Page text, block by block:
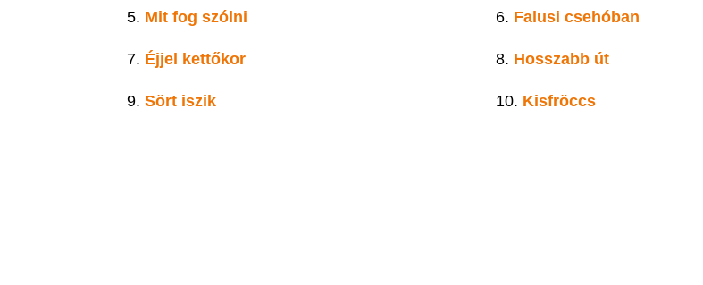
Mit fog szólni Falusi csehóban
Éjjel kettőkor Hosszabb út
Sört iszik Kisfröccs